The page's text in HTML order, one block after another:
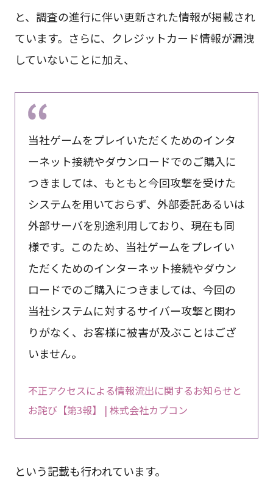
と、調査の進行に伴い更新された情報が掲載され
ています。さらに、クレジットカード情報が漏洩
していないことに加え、
当社ゲームをプレイいただくためのインタ
ーネット接続やダウンロードでのご購入に
つきましては、もともと今回攻撃を受けた
システムを用いておらず、外部委託あるいは
外部サーバを別途利用しており、現在も同
様です。このため、当社ゲームをプレイい
ただくためのインターネット接続やダウン
ロードでのご購入につきましては、今回の
当社システムに対するサイバー攻撃と関わ
りがなく、お客様に被害が及ぶことはござ
いません。
不正アクセスによる情報流出に関するお知らせと
お詫び【第3報】 | 株式会社カプコン
という記載も行われています。